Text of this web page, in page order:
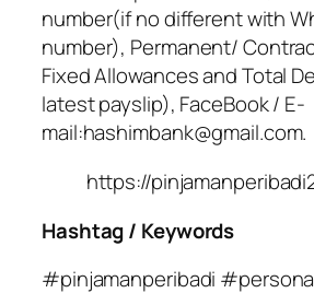
number(if no different with
number), Permanent/
Fixed Allowances and Total
latest payslip), FaceBook / E-
mail:hashimbank@gmail.com.
https://
Hashtag / Keywords
#pinjamanperibadi